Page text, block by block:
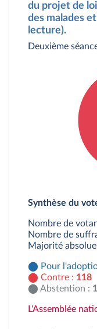
du projet de
des malades
lecture).
Deuxième
Synthèse du
Nombre de
Nombre de
Majorité
Pour
Contre : 118
Abstention :
L'Assemblée